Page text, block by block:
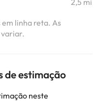
2,5 mi
em linha reta. As
de estimação
neste